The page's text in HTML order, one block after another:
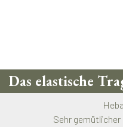
Das elastische
Sehr